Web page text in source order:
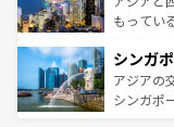
が旅行者
参照して
いビーチ
激する。
が待って
た文化、
もってい
み、どこ
ており、
うな絶景
シンガ
アジアの
シンガポ